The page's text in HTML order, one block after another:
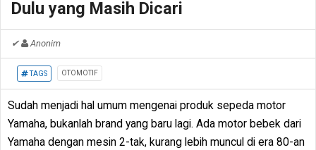
Dulu yang Masih Dicari
✔ Anonim
TAGS OTOMOTIF
Sudah menjadi hal umum mengenai produk sepeda motor
Yamaha, bukanlah brand yang baru lagi. Ada motor bebek dari
Yamaha dengan mesin 2-tak, kurang lebih muncul di era 80-an